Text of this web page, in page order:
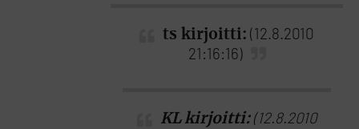
ts kirjoitti: (12.8.2010
21:16:16)
KL kirjoitti:(12.8.2010